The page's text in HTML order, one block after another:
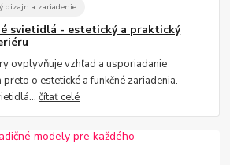
dizajn a zariadenie
svietidlá - estetický a praktický
ovplyvňuje vzhľad a usporiadanie
o estetické a funkčné zariadenia.
čítať celé